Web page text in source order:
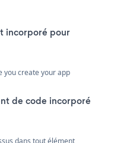
incorporé pour
you create your app
de code incorporé
dans tout élément